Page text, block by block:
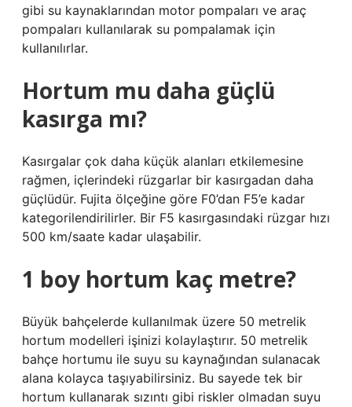
gibi su kaynaklarından motor pompaları ve araç
pompaları kullanılarak su pompalamak için
kullanılırlar.
Hortum mu daha güçlü
kasırga mı?
Kasırgalar çok daha küçük alanları etkilemesine
rağmen, içlerindeki rüzgarlar bir kasırgadan daha
güçlüdür. Fujita ölçeğine göre F0’dan F5’e kadar
kategorilendirilirler. Bir F5 kasırgasındaki rüzgar hızı
500 km/saate kadar ulaşabilir.
1 boy hortum kaç metre?
Büyük bahçelerde kullanılmak üzere 50 metrelik
hortum modelleri işinizi kolaylaştırır. 50 metrelik
bahçe hortumu ile suyu su kaynağından sulanacak
alana kolayca taşıyabilirsiniz. Bu sayede tek bir
hortum kullanarak sızıntı gibi riskler olmadan suyu